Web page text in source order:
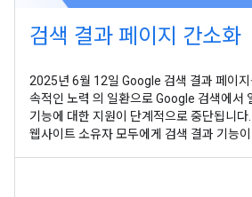
검색 결과 페이지 간소화
2025년 6월 12일 Google 검색 결과 페이지
속적인 노력 의 일환으로 Google 검색에서
기능에 대한 지원이 단계적으로 중단됩니
웹사이트 소유자 모두에게 검색 결과 기능이